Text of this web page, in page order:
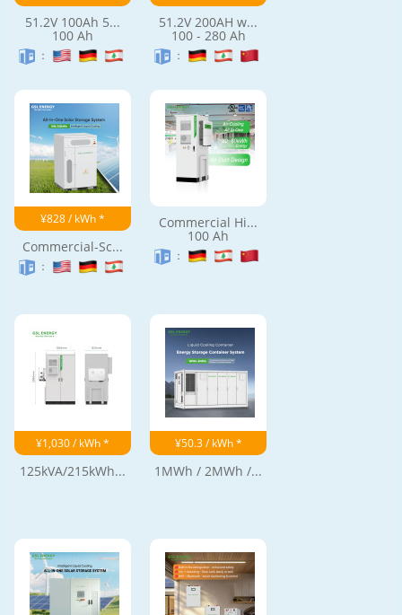
51.2V 100Ah 5...
100 Ah
：
51.2V 200AH w...
100 - 280 Ah
：
¥828 / kWh *
Commercial-Sc...
：
Commercial Hi...
100 Ah
：
¥1,030 / kWh *
125kVA/215kWh...
¥50.3 / kWh *
1MWh / 2MWh /...